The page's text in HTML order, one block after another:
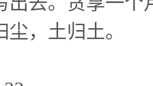
尘，土归土。